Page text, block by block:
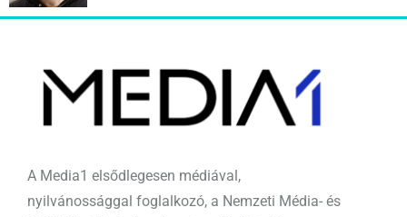
A Media1 elsődlegesen médiával,
nyilvánossággal foglalkozó, a Nemzeti Média- és